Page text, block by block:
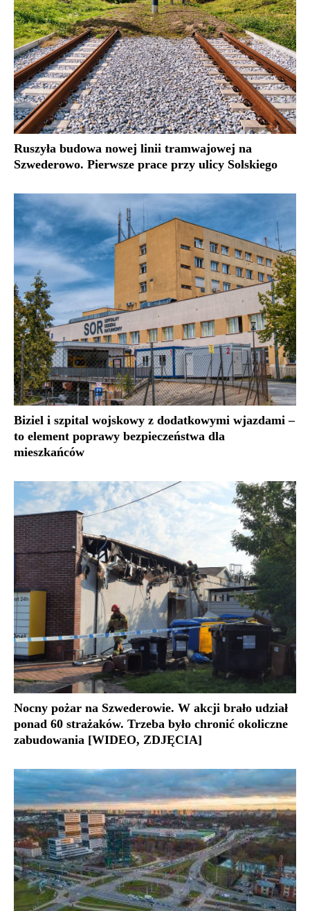
Ruszyła budowa nowej linii tramwajowej na
Szwederowo. Pierwsze prace przy ulicy Solskiego
Biziel i szpital wojskowy z dodatkowymi wjazdami –
to element poprawy bezpieczeństwa dla
mieszkańców
Nocny pożar na Szwederowie. W akcji brało udział
ponad 60 strażaków. Trzeba było chronić okoliczne
zabudowania [WIDEO, ZDJĘCIA]